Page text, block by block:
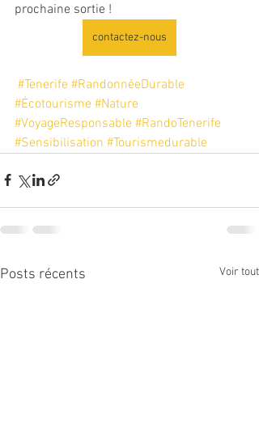
prochaine sortie !
contactez-nous
#Tenerife #RandonnéeDurable
#Écotourisme #Nature
#VoyageResponsable #RandoTenerife
#Sensibilisation #Tourismedurable
Posts récents Voir tout